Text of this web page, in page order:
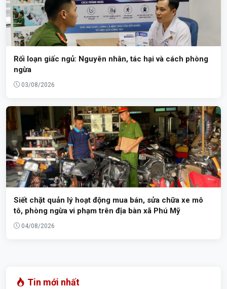
Rối loạn giấc ngủ: Nguyên nhân, tác hại và cách phòng
ngừa
03/08/2026
Siết chặt quản lý hoạt động mua bán, sửa chữa xe mô
tô, phòng ngừa vi phạm trên địa bàn xã Phú Mỹ
04/08/2026
Tin mới nhất